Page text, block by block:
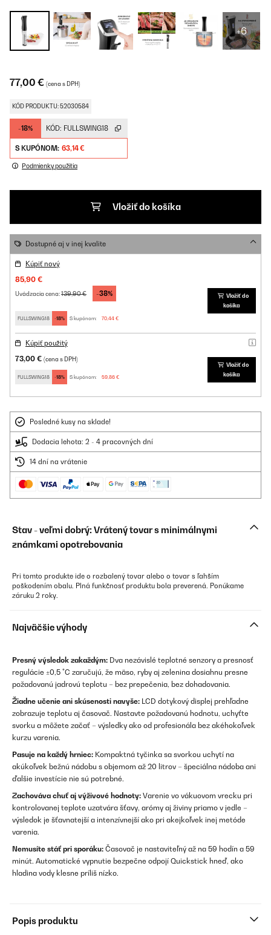
+6
77,00 € (cena s DPH)
KÓD PRODUKTU: 52030584
-18% KÓD: FULLSWING18
S KUPÓNOM: 63,14 €
Podmienky použitia
Vložiť do košíka
Dostupné aj v inej kvalite
Kúpiť nový
85,90 €
Uvádzacia cena:139,90 € -38%
FULLSWING18 -18% S kupónom: 70,44 €
Vložiť do
košíka
Kúpiť použitý
73,00 € (cena s DPH)
FULLSWING18 -18% S kupónom: 59,86 €
Vložiť do
košíka
Posledné kusy na sklade!
Dodacia lehota: 2 - 4 pracovných dní
14 dní na vrátenie
Stav - veľmi dobrý: Vrátený tovar s minimálnymi
známkami opotrebovania
Pri tomto produkte ide o rozbalený tovar alebo o tovar s ľahším
poškodením obalu. Plná funkčnosť produktu bola preverená. Ponúkame
záruku 2 roky.
Najväčšie výhody
Presný výsledok zakaždým: Dva nezávislé teplotné senzory a presnosť
regulácie ±0,5 °C zaručujú, že mäso, ryby aj zelenina dosiahnu presne
požadovanú jadrovú teplotu – bez prepečenia, bez dohadovania.
Žiadne učenie ani skúsenosti navyše: LCD dotykový displej prehľadne
zobrazuje teplotu aj časovač. Nastavte požadovanú hodnotu, uchyťte
svorku a môžete začať – výsledky ako od profesionála bez akéhokoľvek
kurzu varenia.
Pasuje na každý hrniec: Kompaktná tyčinka sa svorkou uchytí na
akúkoľvek bežnú nádobu s objemom až 20 litrov – špeciálna nádoba ani
ďalšie investície nie sú potrebné.
Zachováva chuť aj výživové hodnoty: Varenie vo vákuovom vrecku pri
kontrolovanej teplote uzatvára šťavy, arómy aj živiny priamo v jedle –
výsledok je šťavnatejší a intenzívnejší ako pri akejkoľvek inej metóde
varenia.
Nemusíte stáť pri sporáku: Časovač je nastaviteľný až na 59 hodín a 59
minút. Automatické vypnutie bezpečne odpojí Quickstick hneď, ako
hladina vody klesne príliš nízko.
Popis produktu